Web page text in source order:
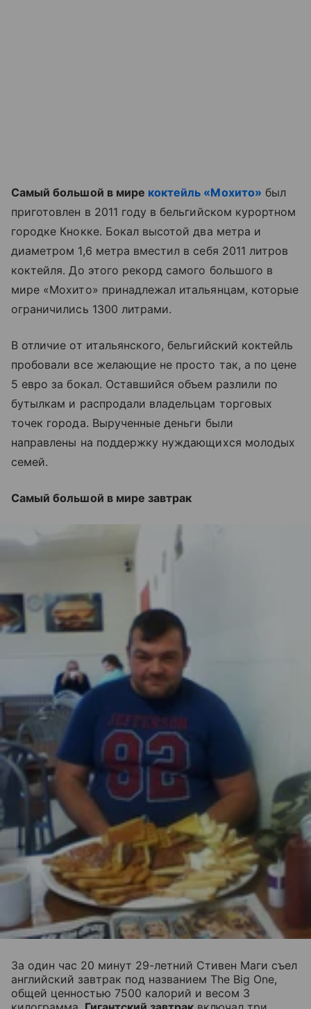
Самый большой в мире коктейль «Мохито» был
приготовлен в 2011 году в бельгийском курортном
городке Кнокке. Бокал высотой два метра и
диаметром 1,6 метра вместил в себя 2011 литров
коктейля. До этого рекорд самого большого в
мире «Мохито» принадлежал итальянцам, которые
ограничились 1300 литрами.
В отличие от итальянского, бельгийский коктейль
пробовали все желающие не просто так, а по цене
5 евро за бокал. Оставшийся объем разлили по
бутылкам и распродали владельцам торговых
точек города. Вырученные деньги были
направлены на поддержку нуждающихся молодых
семей.
Самый большой в мире завтрак
За один час 20 минут 29-летний Стивен Маги съел
английский завтрак под названием The Big One,
общей ценностью 7500 калорий и весом 3